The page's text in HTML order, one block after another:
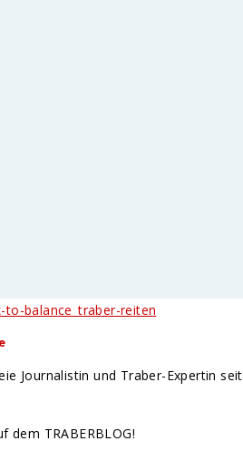
Journalistin und Traber-Expertin
dem TRABERBLOG!